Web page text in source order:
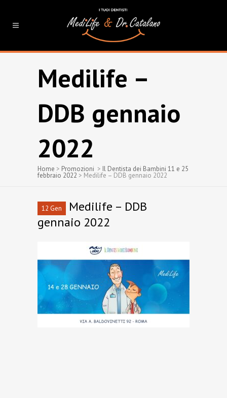
Medilife –
DDB gennaio
2022
Home > Promozioni > Il Dentista dei Bambini 11 e 25
febbraio 2022 > Medilife – DDB gennaio 2022
12 Gen
Medilife – DDB
gennaio 2022